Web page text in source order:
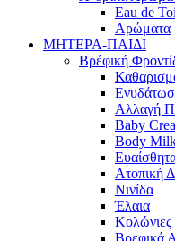
Eau de
Αρώματα
ΜΗΤΕΡΑ-ΠΑΙΔΙ
Βρέφική
Αλλαγή
Baby
Body
Ατοπική
Νινίδα
Έλαια
Κολώνιες